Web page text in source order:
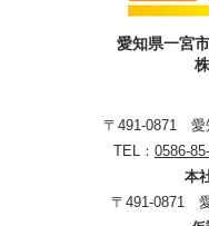
愛知県一宮
〒491-0871 愛
TEL： 0586-
本
〒491-0871